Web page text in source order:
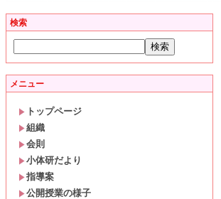
検索
メニュー
トップページ
組織
会則
小体研だより
指導案
公開授業の様子